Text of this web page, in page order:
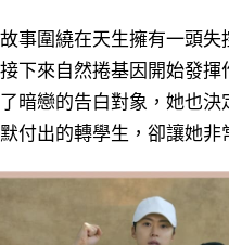
事圍繞在天生擁有一頭
下來自然捲基因開始發揮
暗戀的告白對象，她也
付出的轉學生，卻讓她非